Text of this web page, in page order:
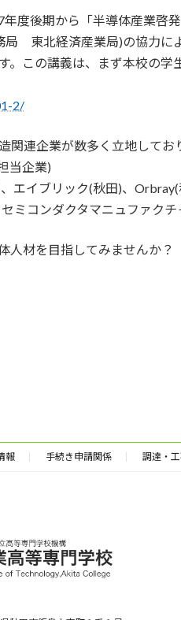
度後期から「半導体産業啓
局 東北経済産業局)の協力に
。この講義は、まず本校の
2/
関連企業が数多く立地してお
当企業)
エイブリック(秋田)、
ミコンダクタマニュファク
人材を目指してみませんか？
報 手続き申請関係 調達・